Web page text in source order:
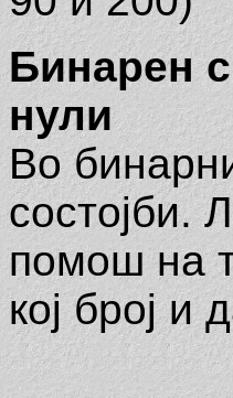
Бинарен
нули
Во
состојби.
помош на
кој број и